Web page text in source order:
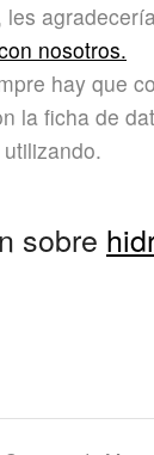
nosotros.
hay que
la ficha de
sobre